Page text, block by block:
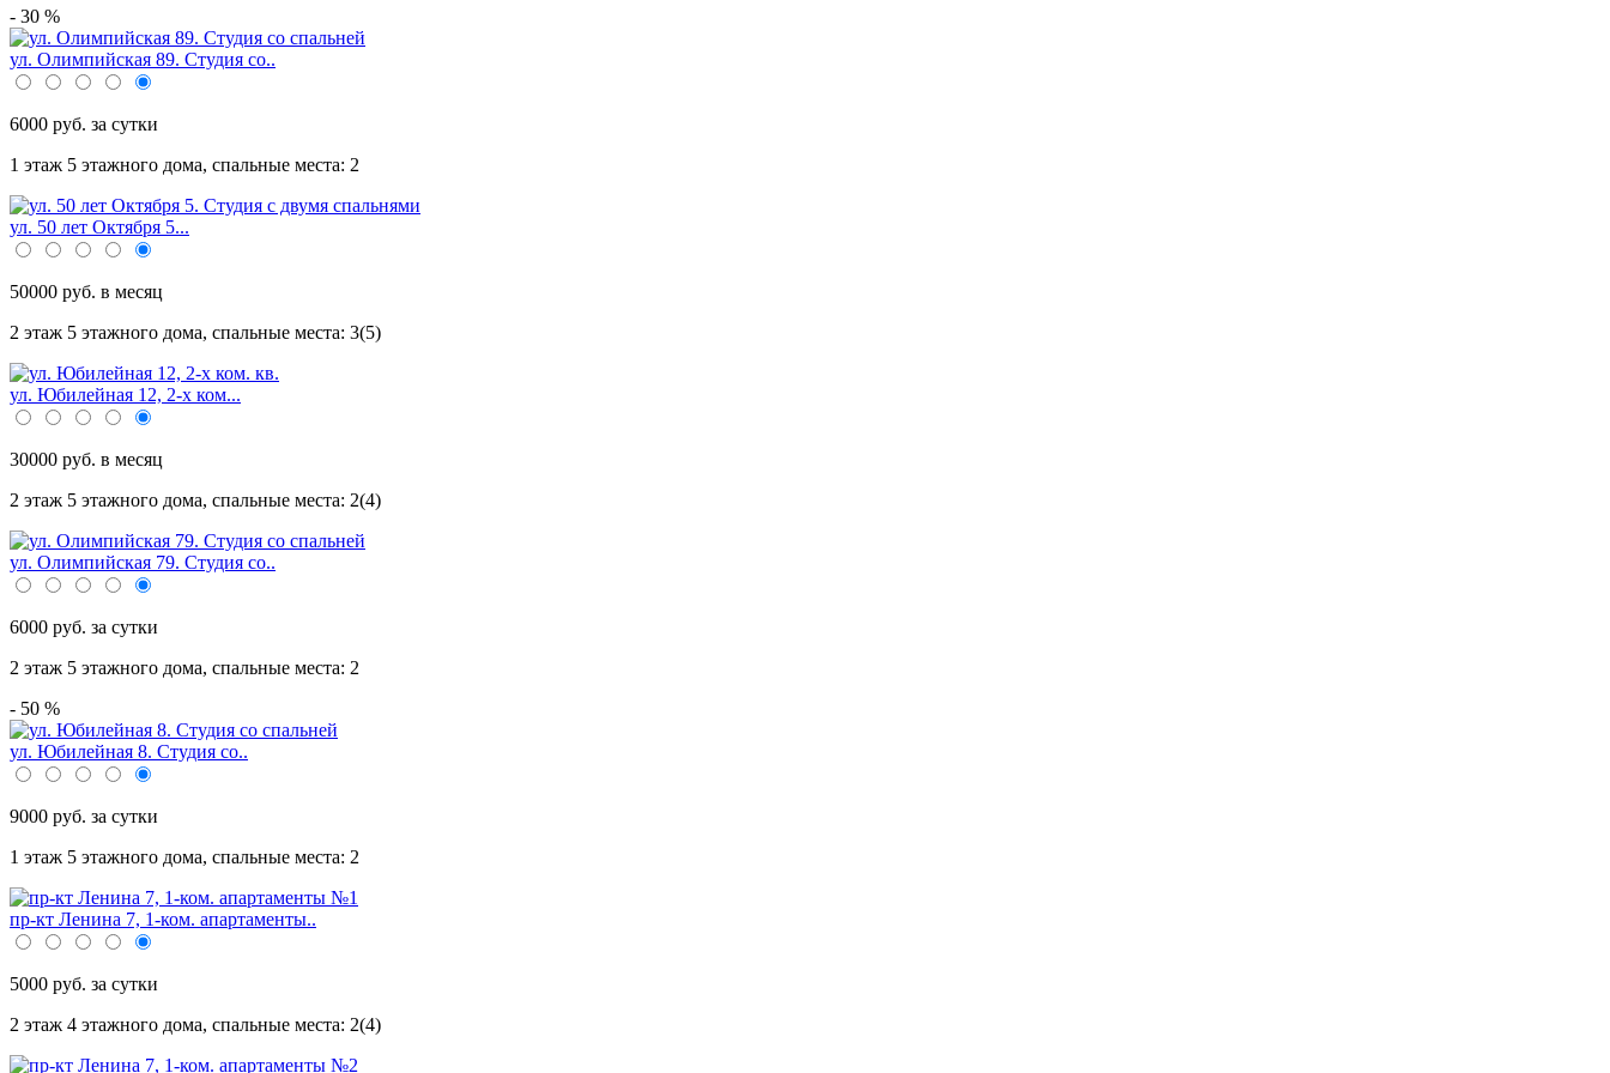
- 30 %
ул. Олимпийская 89. Студия со..
6000 руб. за сутки
1 этаж 5 этажного дома, спальные места: 2
ул. 50 лет Октября 5...
50000 руб. в месяц
2 этаж 5 этажного дома, спальные места: 3(5)
ул. Юбилейная 12, 2-х ком...
30000 руб. в месяц
2 этаж 5 этажного дома, спальные места: 2(4)
ул. Олимпийская 79. Студия со..
6000 руб. за сутки
2 этаж 5 этажного дома, спальные места: 2
- 50 %
ул. Юбилейная 8. Cтудия со..
9000 руб. за сутки
1 этаж 5 этажного дома, спальные места: 2
пр-кт Ленина 7, 1-ком. апартаменты..
5000 руб. за сутки
2 этаж 4 этажного дома, спальные места: 2(4)